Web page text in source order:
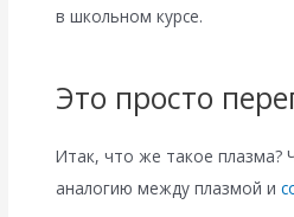
в школьном курсе.
Это просто
Итак, что же такое плазма?
аналогию между плазмой и